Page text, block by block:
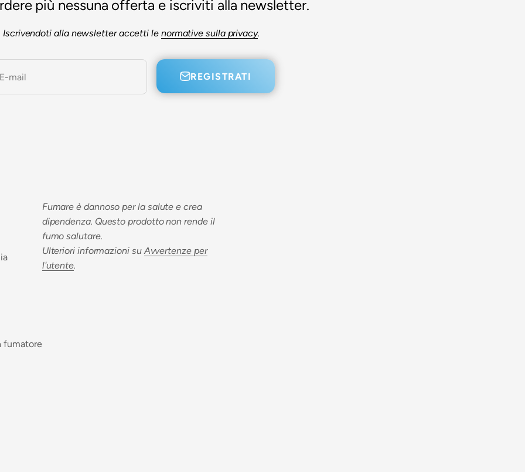
più nessuna offerta e iscriviti alla newsletter.
Iscrivendoti alla newsletter accetti le normative sulla privacy.
E-mail REGISTRATI
fumatore
Fumare è dannoso per la salute e crea
dipendenza. Questo prodotto non rende il
fumo salutare.
Ulteriori informazioni suAvvertenze per
l'utente.